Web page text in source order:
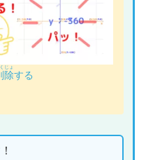
除
じょ
する